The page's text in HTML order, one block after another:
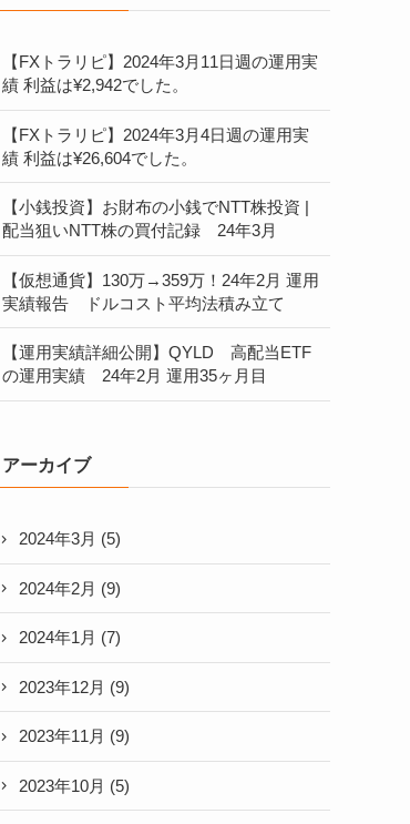
【FXトラリピ】2024年3月11日週の運用実
績 利益は¥2,942でした。
【FXトラリピ】2024年3月4日週の運用実
績 利益は¥26,604でした。
【小銭投資】お財布の小銭でNTT株投資 |
配当狙いNTT株の買付記録 24年3月
【仮想通貨】130万→359万！24年2月 運用
実績報告 ドルコスト平均法積み立て
【運用実績詳細公開】QYLD 高配当ETF
の運用実績 24年2月 運用35ヶ月目
アーカイブ
2024年3月 (5)
2024年2月 (9)
2024年1月 (7)
2023年12月 (9)
2023年11月 (9)
2023年10月 (5)